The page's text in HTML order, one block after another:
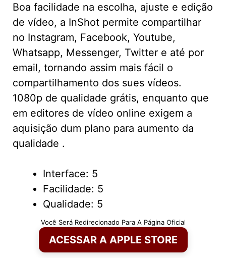
Boa facilidade na escolha, ajuste e edição
de vídeo, a InShot permite compartilhar
no Instagram, Facebook, Youtube,
Whatsapp, Messenger, Twitter e até por
email, tornando assim mais fácil o
compartilhamento dos sues vídeos.
1080p de qualidade grátis, enquanto que
em editores de vídeo online exigem a
aquisição dum plano para aumento da
qualidade .
Interface: 5
Facilidade: 5
Qualidade: 5
Você Será Redirecionado Para A Página Oficial
ACESSAR A APPLE STORE